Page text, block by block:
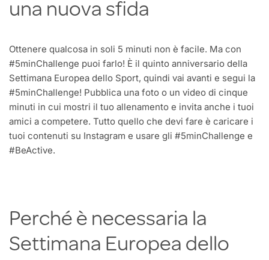
una nuova sfida
Ottenere qualcosa in soli 5 minuti non è facile. Ma con
#5minChallenge puoi farlo! È il quinto anniversario della
Settimana Europea dello Sport, quindi vai avanti e segui la
#5minChallenge! Pubblica una foto o un video di cinque
minuti in cui mostri il tuo allenamento e invita anche i tuoi
amici a competere. Tutto quello che devi fare è caricare i
tuoi contenuti su Instagram e usare gli #5minChallenge e
#BeActive.
Perché è necessaria la
Settimana Europea dello